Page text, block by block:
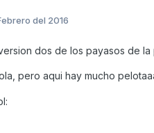
del 2016
dos de los payasos de la
pero aqui hay mucho